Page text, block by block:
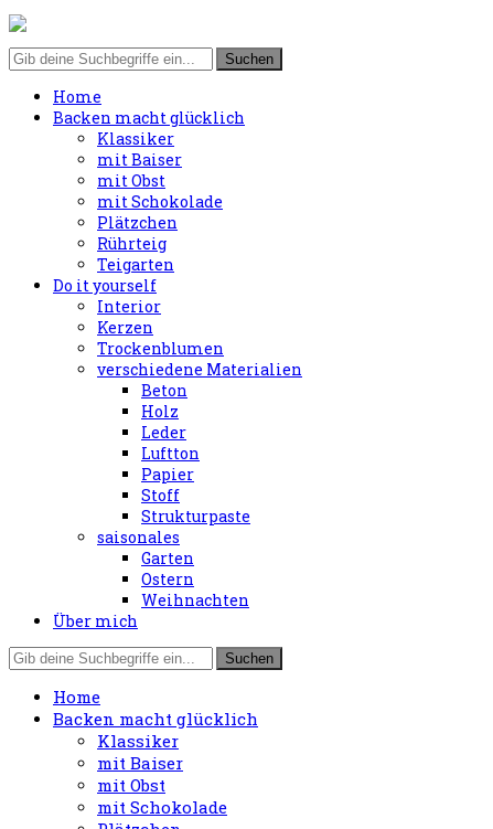
Home
Backen macht glücklich
Klassiker
mit Baiser
mit Obst
mit Schokolade
Plätzchen
Rührteig
Teigarten
Do it yourself
Interior
Kerzen
Trockenblumen
verschiedene Materialien
Beton
Holz
Leder
Luftton
Papier
Stoff
Strukturpaste
saisonales
Garten
Ostern
Weihnachten
Über mich
Home
Backen macht glücklich
Klassiker
mit Baiser
mit Obst
mit Schokolade